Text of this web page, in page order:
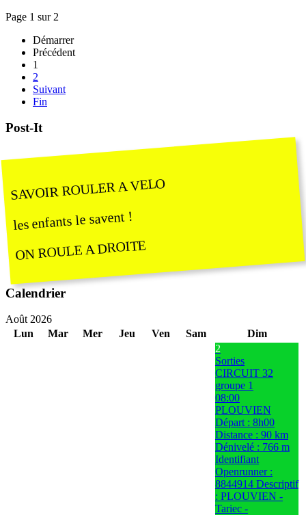
Page 1 sur 2
Démarrer
Précédent
1
2
Suivant
Fin
Post-It
SAVOIR ROULER A VELO
les enfants le savent !
ON ROULE A DROITE
Calendrier
Août 2026
Lun
Mar Mer Jeu Ven Sam Dim
2
Sorties
CIRCUIT 32
groupe 1
08:00
PLOUVIEN
Départ : 8h00
Distance : 90 km
Dénivelé : 766 m
Identifiant
Openrunner :
8844914 Descriptif
: PLOUVIEN -
Tariec -